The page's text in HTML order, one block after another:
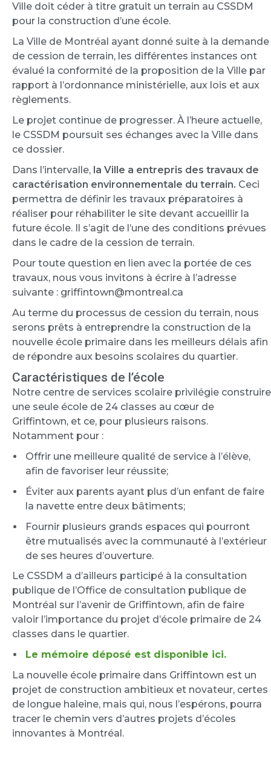
Ville doit céder à titre gratuit un terrain au CSSDM
pour la construction d’une école.
La Ville de Montréal ayant donné suite à la demande
de cession de terrain, les différentes instances ont
évalué la conformité de la proposition de la Ville par
rapport à l’ordonnance ministérielle, aux lois et aux
règlements.
Le projet continue de progresser. À l’heure actuelle,
le CSSDM poursuit ses échanges avec la Ville dans
ce dossier.
Dans l’intervalle, la Ville a entrepris des travaux de
caractérisation environnementale du terrain. Ceci
permettra de définir les travaux préparatoires à
réaliser pour réhabiliter le site devant accueillir la
future école. Il s’agit de l’une des conditions prévues
dans le cadre de la cession de terrain.
Pour toute question en lien avec la portée de ces
travaux, nous vous invitons à écrire à l’adresse
suivante : griffintown@montreal.ca
Au terme du processus de cession du terrain, nous
serons prêts à entreprendre la construction de la
nouvelle école primaire dans les meilleurs délais afin
de répondre aux besoins scolaires du quartier.
Caractéristiques de l’école
Notre centre de services scolaire privilégie construire
une seule école de 24 classes au cœur de
Griffintown, et ce, pour plusieurs raisons.
Notamment pour :
Offrir une meilleure qualité de service à l’élève,
afin de favoriser leur réussite;
Éviter aux parents ayant plus d’un enfant de faire
la navette entre deux bâtiments;
Fournir plusieurs grands espaces qui pourront
être mutualisés avec la communauté à l’extérieur
de ses heures d’ouverture.
Le CSSDM a d’ailleurs participé à la consultation
publique de l’Office de consultation publique de
Montréal sur l’avenir de Griffintown, afin de faire
valoir l’importance du projet d’école primaire de 24
classes dans le quartier.
Le mémoire déposé est disponible ici.
La nouvelle école primaire dans Griffintown est un
projet de construction ambitieux et novateur, certes
de longue haleine, mais qui, nous l’espérons, pourra
tracer le chemin vers d’autres projets d’écoles
innovantes à Montréal.